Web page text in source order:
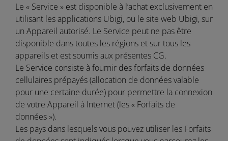
Le « Service » est disponible à l’achat exclusivement en
utilisant les applications Ubigi, ou le site web Ubigi, sur
un Appareil autorisé. Le Service peut ne pas être
disponible dans toutes les régions et sur tous les
appareils et est soumis aux présentes CG.
Le Service consiste à fournir des forfaits de données
cellulaires prépayés (allocation de données valable
pour une certaine durée) pour permettre la connexion
de votre Appareil à Internet (les « Forfaits de
données »).
Les pays dans lesquels vous pouvez utiliser les Forfaits